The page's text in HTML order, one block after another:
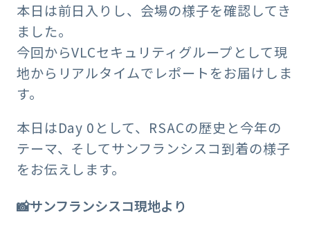
本日は前日入りし、会場の様子を確認してき
ました。
今回からVLCセキュリティグループとして現
地からリアルタイムでレポートをお届けしま
す。
本日はDay 0として、RSACの歴史と今年の
テーマ、そしてサンフランシスコ到着の様子
をお伝えします。
📸サンフランシスコ現地より